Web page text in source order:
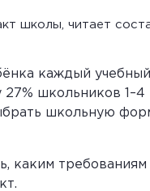
школы, читает
каждый
школьников
школьную
каким